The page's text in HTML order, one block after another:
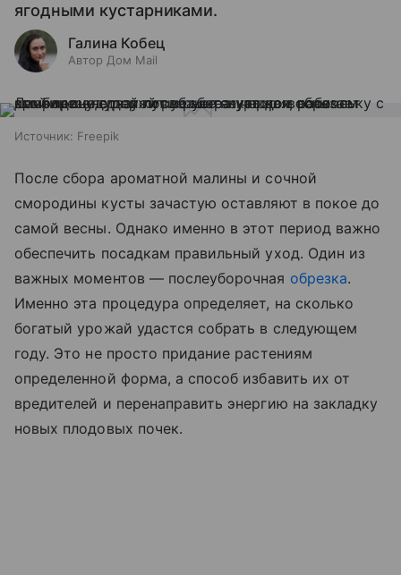
ягодными кустарниками.
Галина Кобец
Автор Дом Mail
Источник: Freepik
После сбора ароматной малины и сочной
смородины кусты зачастую оставляют в покое до
самой весны. Однако именно в этот период важно
обеспечить посадкам правильный уход. Один из
важных моментов — послеуборочная обрезка.
Именно эта процедура определяет, на сколько
богатый урожай удастся собрать в следующем
году. Это не просто придание растениям
определенной форма, а способ избавить их от
вредителей и перенаправить энергию на закладку
новых плодовых почек.